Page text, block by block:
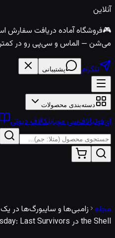
آنلاین
🎮فروشگاه آماده دریافت سفارش
می‌شن — الماس و سی‌پی رو در کمتر از ۱۵ دقیقه تحویل
تلگرام پشتیبانی
دسته‌بندی محصولات
ای‌فوتبالاف‌سی موبایلکالاف دیوتی
مجله
the Shell در Doomsday: Last Survivors